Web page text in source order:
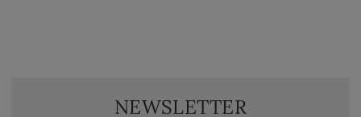
NEWSLETTER